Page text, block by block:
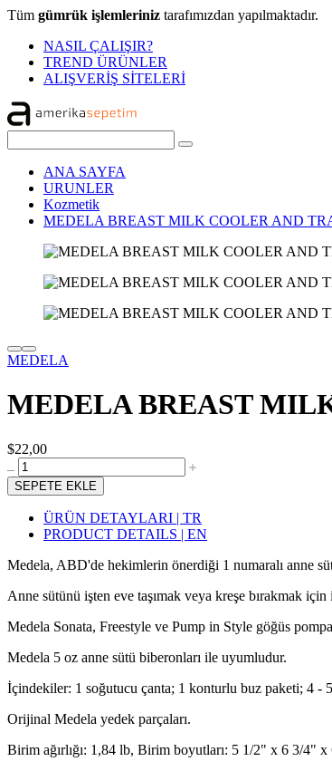
Tüm gümrük işlemleriniz tarafımızdan yapılmaktadır.
NASIL ÇALIŞIR?
TREND ÜRÜNLER
ALIŞVERİŞ SİTELERİ
ANA SAYFA
URUNLER
Kozmetik
MEDELA BREAST MILK COOLER AND
MEDELA
MEDELA BREAST
$22,00
SEPETE EKLE
ÜRÜN DETAYLARI | TR
PRODUCT DETAILS | EN
Medela, ABD'de hekimlerin önerdiği 1 numaralı anne
Anne sütünü işten eve taşımak veya kreşe bırakmak
Medela Sonata, Freestyle ve Pump in Style göğüs
Medela 5 oz anne sütü biberonları ile uyumludur.
İçindekiler: 1 soğutucu çanta; 1 konturlu buz paketi; 4 -
Orijinal Medela yedek parçaları.
Birim ağırlığı: 1,84 lb, Birim boyutları: 5 1/2" x 6 3/4" x